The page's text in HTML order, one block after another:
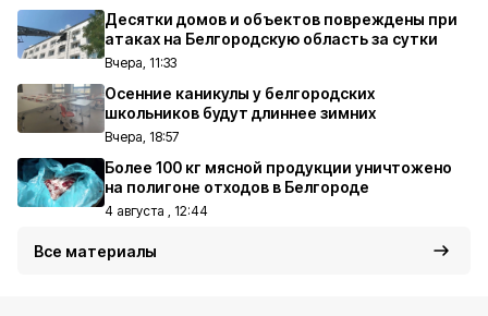
Десятки домов и объектов повреждены при
атаках на Белгородскую область за сутки
Вчера, 11:33
Осенние каникулы у белгородских
школьников будут длиннее зимних
Вчера, 18:57
Более 100 кг мясной продукции уничтожено
на полигоне отходов в Белгороде
4 августа , 12:44
Все материалы